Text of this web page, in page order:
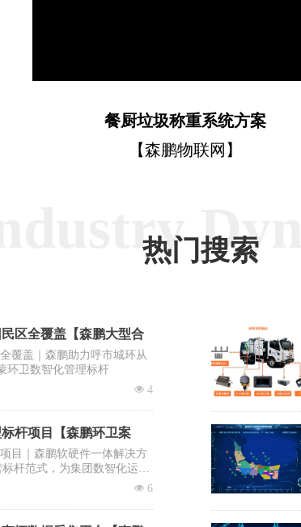
餐厨垃圾称重系统方案
【森鹏物联网】
区全覆盖【森鹏大型合
覆盖｜森鹏助力呼市城环从
环卫数智化管理标杆
넶 4
杆项目【森鹏环卫案
目｜森鹏软硬件一体解决方
杆范式，为集团数智化运营
넶 6
热门搜索